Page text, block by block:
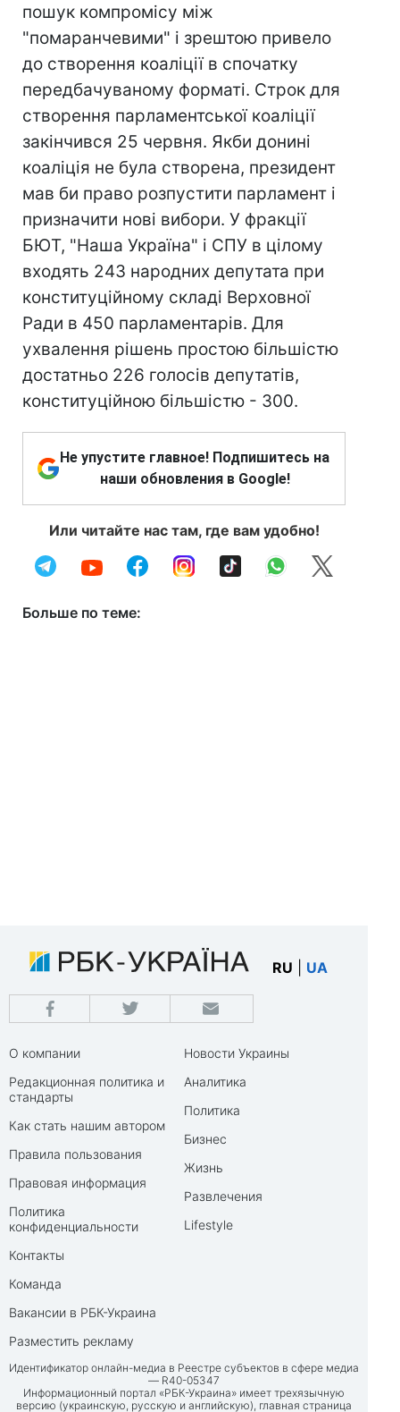
пошук компромісу між
"помаранчевими" і зрештою привело
до створення коаліції в спочатку
передбачуваному форматі. Cтрок для
створення парламентської коаліції
закінчився 25 червня. Якби донині
коаліція не була створена, президент
мав би право розпустити парламент і
призначити нові вибори. У фракції
БЮТ, "Наша Україна" і СПУ в цілому
входять 243 народних депутата при
конституційному складі Верховної
Ради в 450 парламентарів. Для
ухвалення рішень простою більшістю
достатньо 226 голосів депутатів,
конституційною більшістю - 300.
Не упустите главное! Подпишитесь на
наши обновления в Google!
Или читайте нас там, где вам удобно!
Больше по теме:
RU UA
О компании
Редакционная политика и
стандарты
Как стать нашим автором
Правила пользования
Правовая информация
Политика
конфиденциальности
Контакты
Команда
Вакансии в РБК-Украина
Разместить рекламу
Новости Украины
Аналитика
Политика
Бизнес
Жизнь
Развлечения
Lifestyle
Идентификатор онлайн-медиа в Реестре субъектов в сфере медиа
— R40-05347
Информационный портал «РБК-Украина» имеет трехязычную
версию (украинскую, русскую и английскую), главная страница